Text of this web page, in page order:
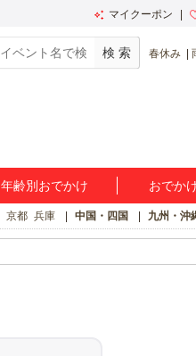
マイクーポン
春休み
年齢別おでかけ おでか
京都 兵庫 中国・四国 九州・沖